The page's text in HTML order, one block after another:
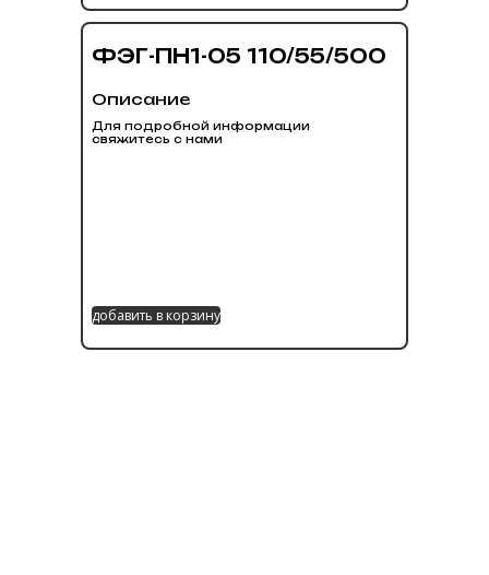
ФЭГ-ПН1-05 110/55/500
Описание
Для подробной информации
свяжитесь с нами
добавить в корзину